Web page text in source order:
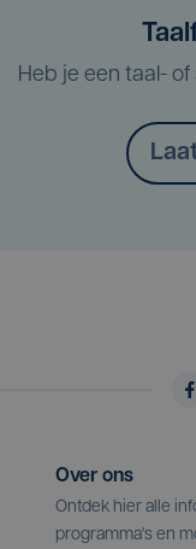
Heb je een taal-
Over ons
Ontdek hier alle
programma's en